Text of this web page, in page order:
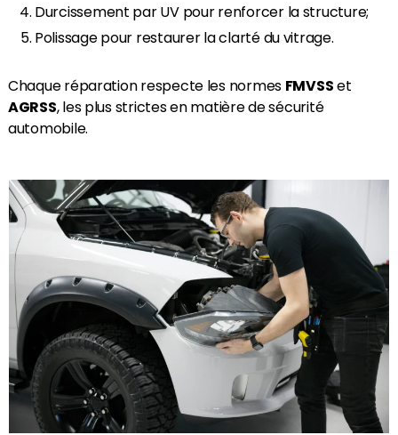
Durcissement par UV pour renforcer la structure;
Polissage pour restaurer la clarté du vitrage.
Chaque réparation respecte les normes FMVSSet
AGRSS, les plus strictes en matière de sécurité
automobile.